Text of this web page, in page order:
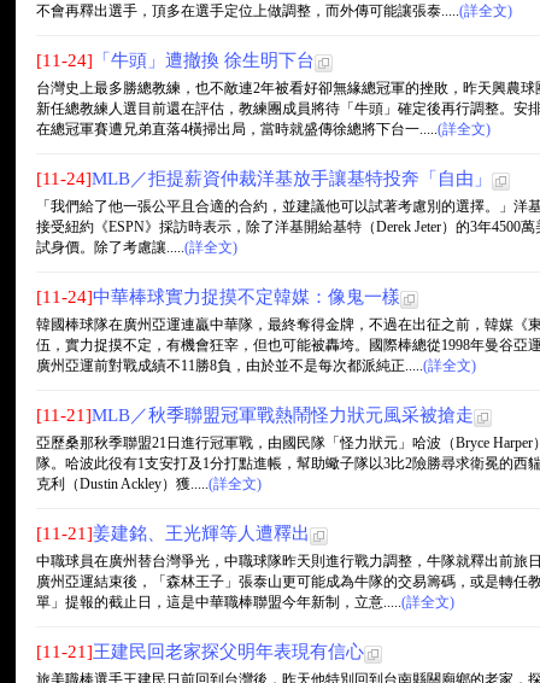
不會再釋出選手，頂多在選手定位上做調整，而外傳可能讓張泰.....(詳全文)
[11-24] 「牛頭」遭撤換 徐生明下台
台灣史上最多勝總教練，也不敵連2年被看好卻無緣總冠軍的挫敗，昨天興農
新任總教練人選目前還在評估，教練團成員將待「牛頭」確定後再行調整。安
在總冠軍賽遭兄弟直落4橫掃出局，當時就盛傳徐總將下台一.....(詳全文)
[11-24]MLB／拒提薪資仲裁洋基放手讓基特投奔「自由」
「我們給了他一張公平且合適的合約，並建議他可以試著考慮別的選擇。」洋
接受紐約《ESPN》採訪時表示，除了洋基開給基特（Derek Jeter）的3年4500
試身價。除了考慮讓.....(詳全文)
[11-24]中華棒球實力捉摸不定韓媒：像鬼一樣
韓國棒球隊在廣州亞運連贏中華隊，最終奪得金牌，不過在出征之前，韓媒《
伍，實力捉摸不定，有機會狂宰，但也可能被轟垮。國際棒總從1998年曼谷亞
廣州亞運前對戰成績不11勝8負，由於並不是每次都派純正.....(詳全文)
[11-21]MLB／秋季聯盟冠軍戰熱鬧怪力狀元風采被搶走
亞歷桑那秋季聯盟21日進行冠軍戰，由國民隊「怪力狀元」哈波（Bryce
隊。哈波此役有1支安打及1分打點進帳，幫助蠍子隊以3比2險勝尋求衛冕的
克利（Dustin Ackley）獲.....(詳全文)
[11-21]姜建銘、王光輝等人遭釋出
中職球員在廣州替台灣爭光，中職球隊昨天則進行戰力調整，牛隊就釋出前旅
廣州亞運結束後，「森林王子」張泰山更可能成為牛隊的交易籌碼，或是轉任
單」提報的截止日，這是中華職棒聯盟今年新制，立意.....(詳全文)
[11-21]王建民回老家探父明年表現有信心
旅美職棒選手王建民日前回到台灣後，昨天他特別回到台南縣關廟鄉的老家，